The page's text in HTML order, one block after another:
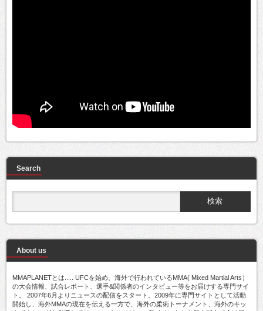
Search
About us
MMAPLANETとは..... UFCを始め、海外で行われているMMA( Mixed Martial Arts）
の大会情報、試合レポート、選手&関係者のインタビュー等をお届けする専門サイ
ト。 2007年6月よりニュースの配信をスタート。2009年に専門サイトとして活動
開始し、海外MMAの現在を伝える一方で、海外の柔術トーナメント、海外のキッ